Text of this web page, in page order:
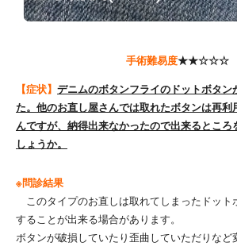
手術難易度★★☆☆☆
【症状】 デニムのボタンフライのドットボタン
た。他のお直し屋さんでは取れたボタンは再利
んですが、納得出来なかったので出来るとこ
しょうか。
※問診結果
このタイプのお直しは取れてしまったドット
することが出来る場合があります。
ボタンが破損していたり歪曲していただりなど